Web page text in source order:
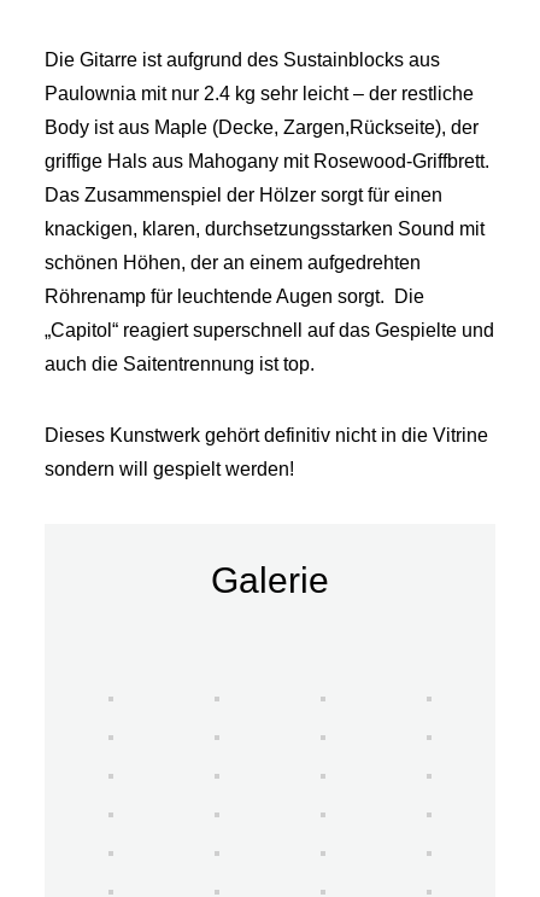
Die Gitarre ist aufgrund des Sustainblocks aus
Paulownia mit nur 2.4 kg sehr leicht – der restliche
Body ist aus Maple (Decke, Zargen,Rückseite), der
griffige Hals aus Mahogany mit Rosewood-Griffbrett.
Das Zusammenspiel der Hölzer sorgt für einen
knackigen, klaren, durchsetzungsstarken Sound mit
schönen Höhen, der an einem aufgedrehten
Röhrenamp für leuchtende Augen sorgt. Die
„Capitol“ reagiert superschnell auf das Gespielte und
auch die Saitentrennung ist top.
Dieses Kunstwerk gehört definitiv nicht in die Vitrine
sondern will gespielt werden!
Galerie